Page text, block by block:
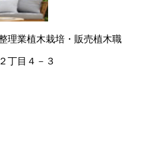
理業植木栽培・販売植木職
丁目４－３